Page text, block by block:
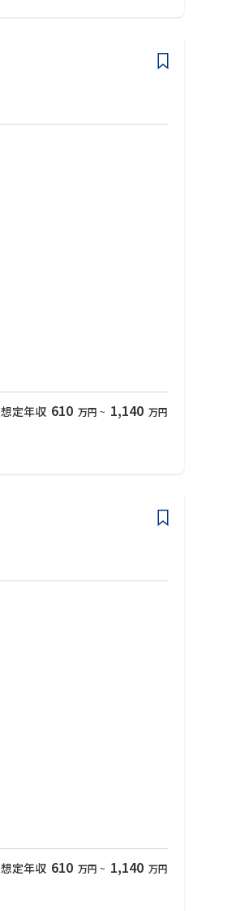
想定年収 610 万円 ~ 1,140 万円
想定年収 610 万円 ~ 1,140 万円